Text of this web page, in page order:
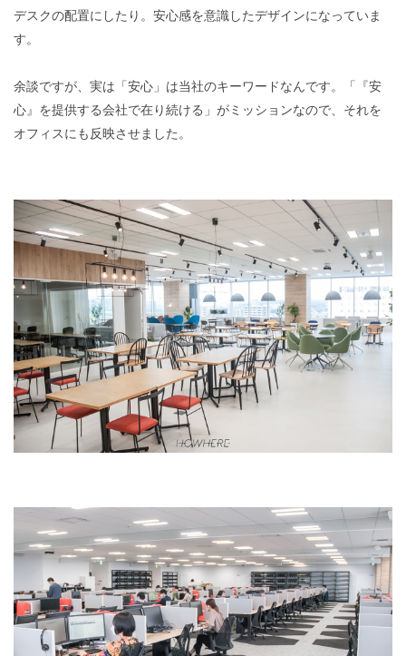
デスクの配置にしたり。安心感を意識したデザインになっていま
す。
余談ですが、実は「安心」は当社のキーワードなんです。「『安
心』を提供する会社で在り続ける」がミッションなので、それを
オフィスにも反映させました。